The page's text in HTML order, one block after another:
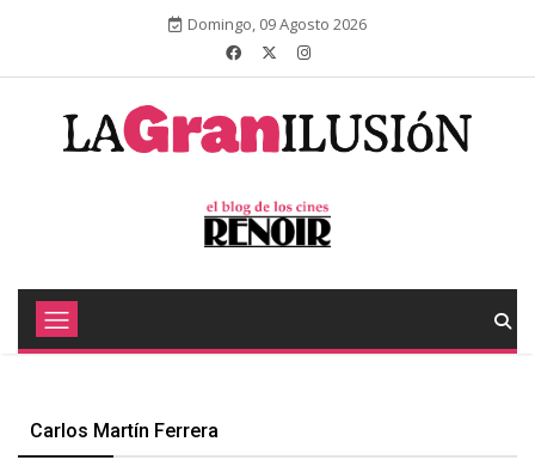
Domingo, 09 Agosto 2026
Carlos Martín Ferrera